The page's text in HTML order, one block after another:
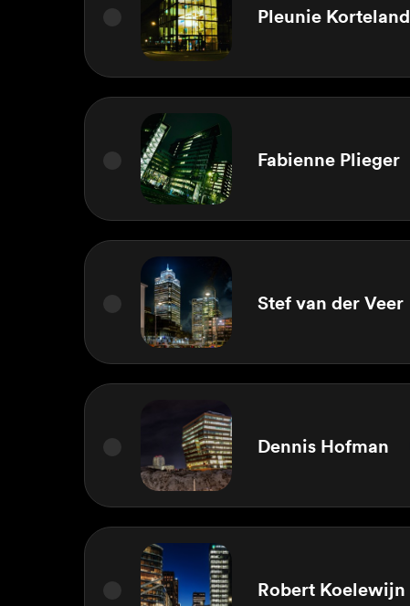
Pleunie Korteland
Fabienne Plieger
Stef van der Veer
Dennis Hofman
Robert Koelewijn